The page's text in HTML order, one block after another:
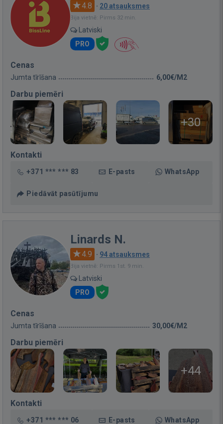
4.8 · 20 atsauksmes
Bija vietnē: Pirms 32 min.
Latviski
PRO
Cenas
Jumta tīrīšana 6,00€/M2
Darbu piemēri
+30
Kontakti
+371 *** *** 83 E-pasts WhatsApp
Piedāvāt pasūtījumu
Linards N.
4.9 · 94 atsauksmes
Bija vietnē: Pirms 1st. 9 min.
Latviski
PRO
Cenas
Jumta tīrīšana 30,00€/M2
Darbu piemēri
+44
Kontakti
+371 *** *** 06 E-pasts WhatsApp